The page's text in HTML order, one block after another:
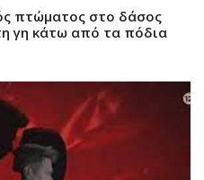
πτώματος στο δάσος
γη κάτω από τα πόδια